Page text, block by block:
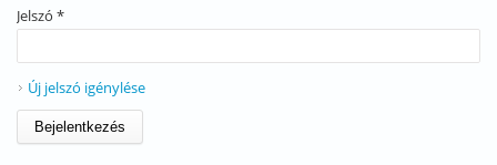
Jelszó *
Új jelszó igénylése